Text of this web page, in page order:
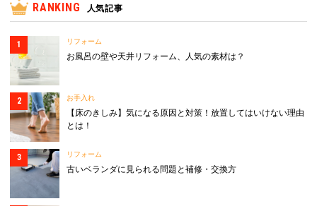
RANKING 人気記事
リフォーム
お風呂の壁や天井リフォーム、人気の素材は？
お手入れ
【床のきしみ】気になる原因と対策！放置してはいけない理由
とは！
リフォーム
古いベランダに見られる問題と補修・交換方